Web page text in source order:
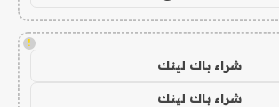
!
شراء باك لينك
شراء باك لينك